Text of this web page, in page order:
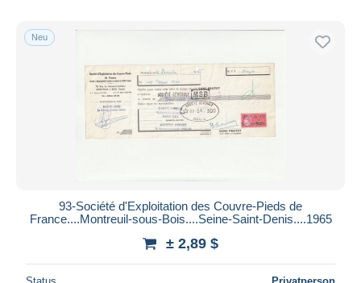
Neu
93-Société d'Exploitation des Couvre-Pieds de
France....Montreuil-sous-Bois....Seine-Saint-Denis....1965
± 2,89 $